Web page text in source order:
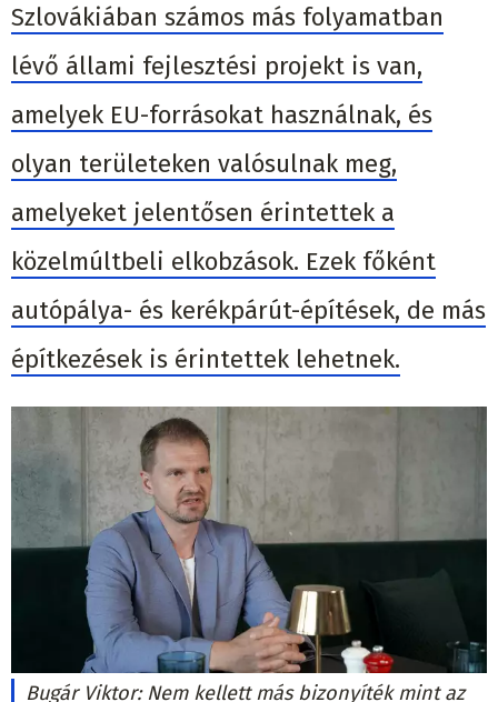
Szlovákiában számos más folyamatban
lévő állami fejlesztési projekt is van,
amelyek EU-forrásokat használnak, és
olyan területeken valósulnak meg,
amelyeket jelentősen érintettek a
közelmúltbeli elkobzások. Ezek főként
autópálya- és kerékpárút-építések, de más
építkezések is érintettek lehetnek.
Bugár Viktor: Nem kellett más bizonyíték mint az